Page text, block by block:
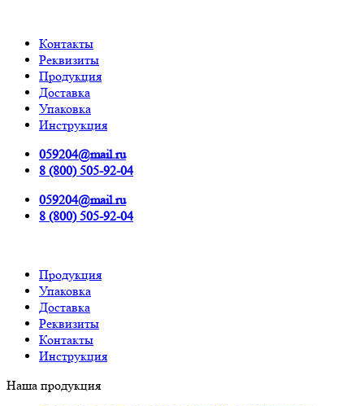
Контакты
Реквизиты
Продукция
Доставка
Упаковка
Инструкция
059204@mail.ru
8 (800) 505-92-04
059204@mail.ru
8 (800) 505-92-04
Продукция
Упаковка
Доставка
Реквизиты
Контакты
Инструкция
Наша продукция